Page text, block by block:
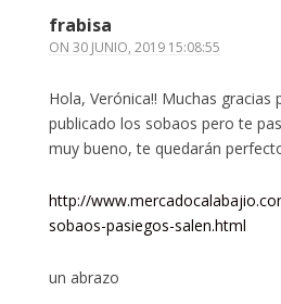
frabisa
ON 30 JUNIO, 2019 15:08:55
Hola, Verónica!! Muchas
publicado los sobaos pero te
muy bueno, te quedarán
http://
sobaos-pasiegos-salen.html
un abrazo